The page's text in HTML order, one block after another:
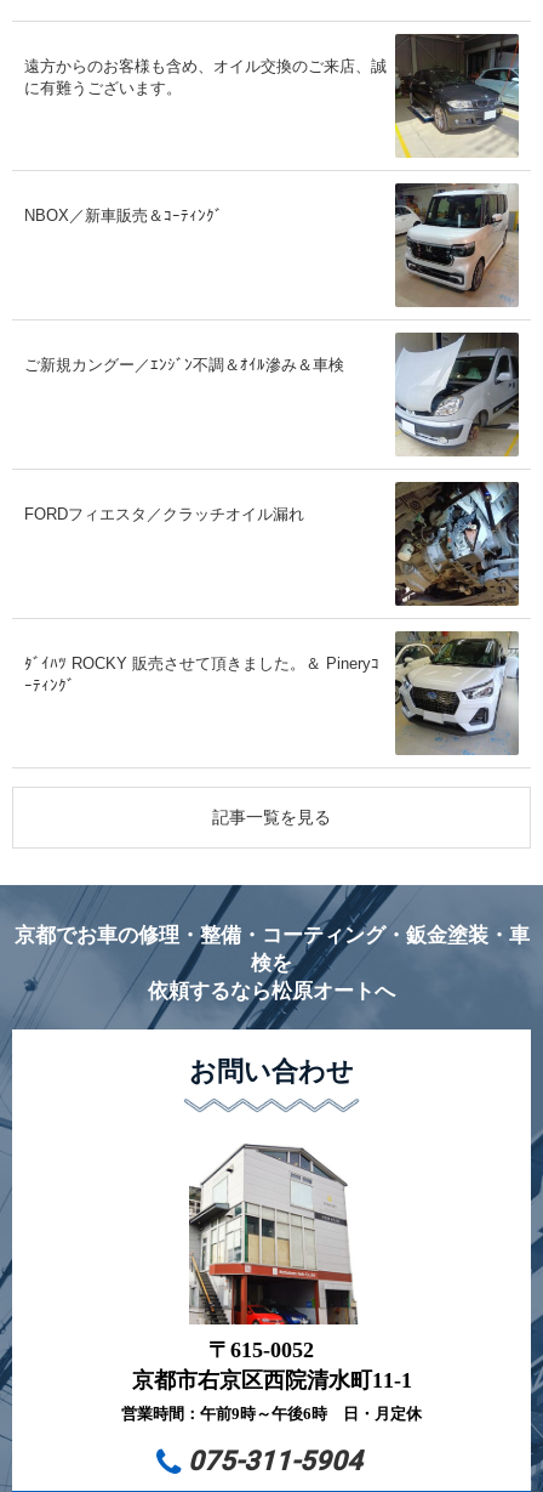
遠方からのお客様も含め、オイル交換のご来店、誠
に有難うございます。
NBOX／新車販売＆ｺｰﾃｨﾝｸﾞ
ご新規カングー／ｴﾝｼﾞﾝ不調＆ｵｲﾙ滲み＆車検
FORDフィエスタ／クラッチオイル漏れ
ﾀﾞｲﾊﾂ ROCKY 販売させて頂きました。＆ Pineryｺ
ｰﾃｨﾝｸﾞ
記事一覧を見る
京都でお車の修理・整備・コーティング・鈑金塗装・車
検を
依頼するなら松原オートへ
お問い合わせ
〒615-0052
京都市右京区西院清水町11-1
営業時間：午前9時～午後6時 日・月定休
075-311-5904